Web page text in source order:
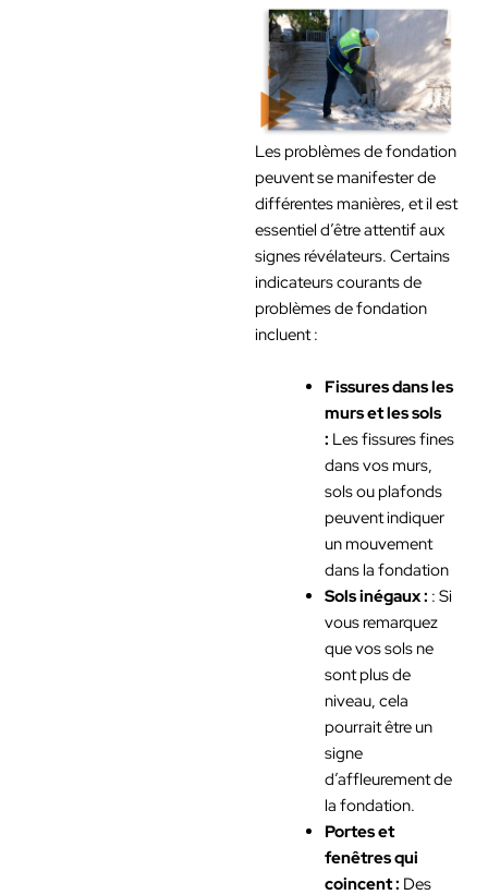
Les problèmes de fondation
peuvent se manifester de
différentes manières, et il est
essentiel d’être attentif aux
signes révélateurs. Certains
indicateurs courants de
problèmes de fondation
incluent :
Fissures dans les
murs et les sols
: Les fissures fines
dans vos murs,
sols ou plafonds
peuvent indiquer
un mouvement
dans la fondation
Sols inégaux : : Si
vous remarquez
que vos sols ne
sont plus de
niveau, cela
pourrait être un
signe
d’affleurement de
la fondation.
Portes et
fenêtres qui
coincent : Des